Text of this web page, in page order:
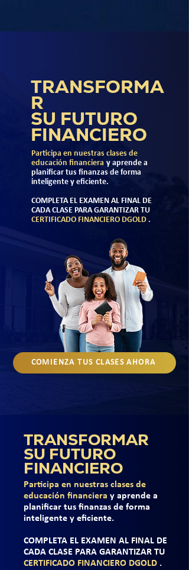
TRANSFORMA
R
SU FUTURO
FINANCIERO
Participa en nuestras clases de
educación financiera y aprende a
planificar tus finanzas de forma
inteligente y eficiente.
COMPLETA EL EXAMEN AL FINAL DE
CADA CLASE PARA GARANTIZAR TU
CERTIFICADO FINANCIERO DGOLD .
COMIENZA TUS CLASES AHORA
TRANSFORMAR
SU FUTURO
FINANCIERO
Participa en nuestras clases de
educación financiera y aprende a
planificar tus finanzas de forma
inteligente y eficiente.
COMPLETA EL EXAMEN AL FINAL DE
CADA CLASE PARA GARANTIZAR TU
CERTIFICADO FINANCIERO DGOLD .